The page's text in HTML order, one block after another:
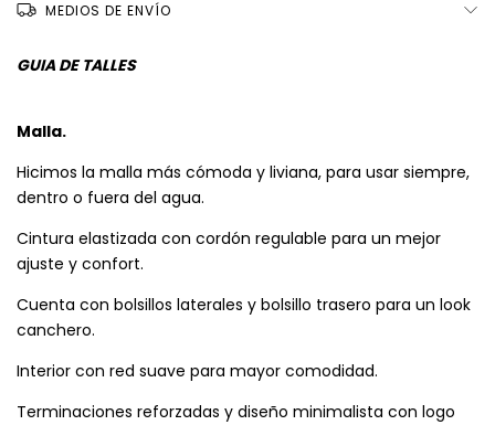
MEDIOS DE ENVÍO
GUIA DE TALLES
Malla.
Hicimos la malla más cómoda y liviana, para usar siempre,
dentro o fuera del agua.
Cintura elastizada con cordón regulable para un mejor
ajuste y confort.
Cuenta con bolsillos laterales y bolsillo trasero para un look
canchero.
Interior con red suave para mayor comodidad.
Terminaciones reforzadas y diseño minimalista con logo